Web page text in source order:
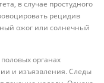
в случае простудного
рецидив
ожог или солнечный
органах
и изъязвления. Следы